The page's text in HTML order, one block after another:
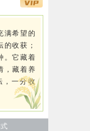
满希望的
的收获；
。它藏着
，藏着养
，一分收